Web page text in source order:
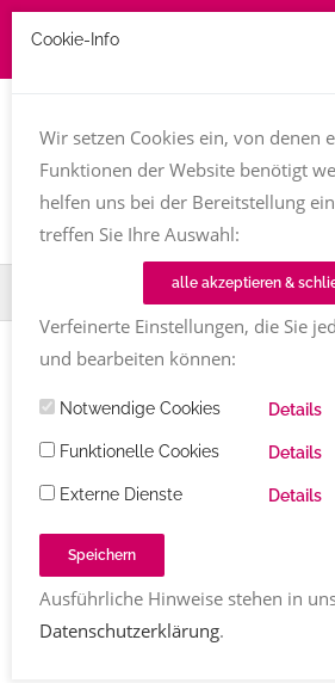
Home TT-Magazin
BUCHVORSTELLUNG
Gewesenes Land von
Katrin Reni Kappenstein
familiengeschichte,road novel
954
Teilen
Cookie-Info
Wir setzen Cookies ein, von denen
Funktionen der Website benötigt
helfen uns bei der Bereitstellung
treffen Sie Ihre Auswahl:
alle akzeptieren &
Verfeinerte Einstellungen, die Sie
und bearbeiten können:
Notwendige Cookies Details
Funktionelle Cookies Details
Externe Dienste Details
Speichern
Ausführliche Hinweise stehen in
Datenschutzerklärung.